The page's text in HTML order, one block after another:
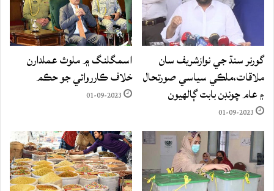
گورنر سنڌ جي نوازشريف سان
ملاقات،ملڪي سياسي صورتحال
۽ عام چونڊن بابت ڳالهيون
01-09-2023
اسمگلنگ ۾ ملوث عملدارن
خلاف ڪارروائي جو حڪم
01-09-2023